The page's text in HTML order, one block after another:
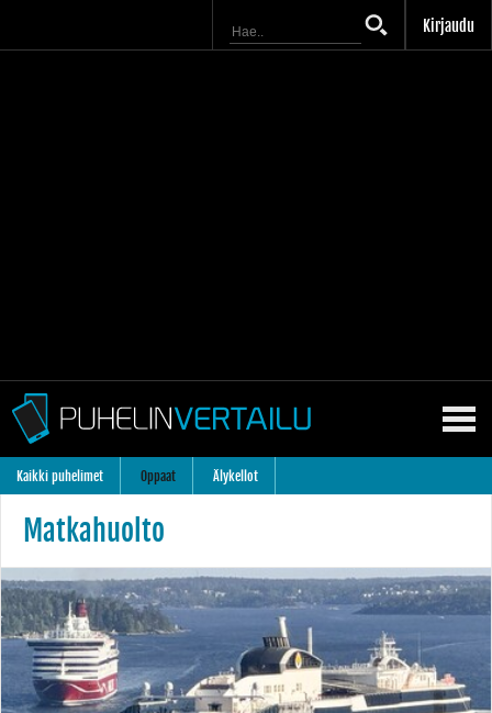
Kirjaudu
Kaikki puhelimet Oppaat Älykellot
Matkahuolto